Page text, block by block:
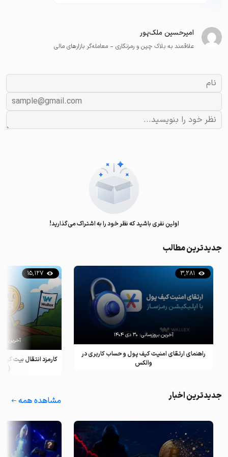
امیرحسین ملک‌پور
علاقمند به بلاک چین و رمزنگاری - معامله‌گر بازارهای مالی
اولین نفری باشید که نظر خود را به اشتراک می‌گذارید!
جدیدترین مطالب
راهنمای ارتقای امنیت کیف پول و حساب کاربری در
والکس
3,281
آخرین بروزرسانی: ۳۰ دی ۱۴۰۴
کارمزد انتقال بیت
(آپدیت
15,127
آخرین
جدیدترین اخبار مشاهده همه